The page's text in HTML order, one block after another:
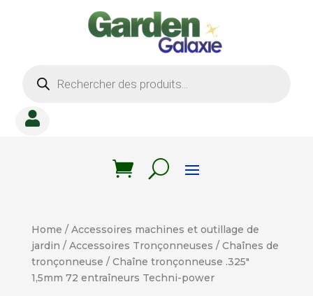
produits

Home / Accessoires machines et outillage de
jardin / Accessoires Tronçonneuses / Chaînes de
tronçonneuse / Chaîne tronçonneuse .325″
1,5mm 72 entraîneurs Techni-power